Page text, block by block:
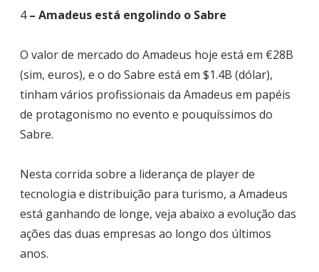
4– Amadeus está engolindo o Sabre
O valor de mercado do Amadeus hoje está em €28B
(sim, euros), e o do Sabre está em $1.4B (dólar),
tinham vários profissionais da Amadeus em papéis
de protagonismo no evento e pouquíssimos do
Sabre.
Nesta corrida sobre a liderança de player de
tecnologia e distribuição para turismo, a Amadeus
está ganhando de longe, veja abaixo a evolução das
ações das duas empresas ao longo dos últimos
anos.